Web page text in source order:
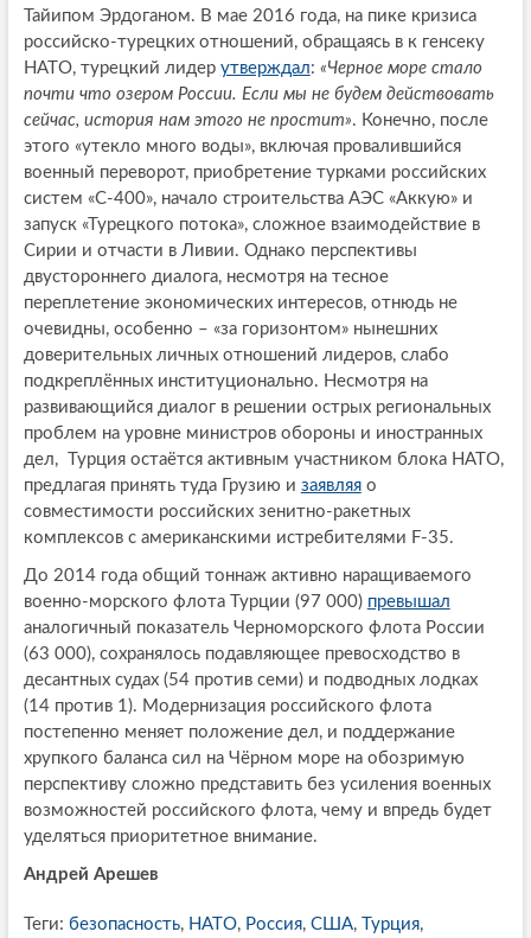
Тайипом Эрдоганом. В мае 2016 года, на пике кризиса
российско-турецких отношений, обращаясь в к генсеку
НАТО, турецкий лидер утверждал: «Черное море стало
почти что озером России. Если мы не будем действовать
сейчас, история нам этого не простит». Конечно, после
этого «утекло много воды», включая провалившийся
военный переворот, приобретение турками российских
систем «С-400», начало строительства АЭС «Аккую» и
запуск «Турецкого потока», сложное взаимодействие в
Сирии и отчасти в Ливии. Однако перспективы
двустороннего диалога, несмотря на тесное
переплетение экономических интересов, отнюдь не
очевидны, особенно – «за горизонтом» нынешних
доверительных личных отношений лидеров, слабо
подкреплённых институционально. Несмотря на
развивающийся диалог в решении острых региональных
проблем на уровне министров обороны и иностранных
дел, Турция остаётся активным участником блока НАТО,
предлагая принять туда Грузию и заявляяо
совместимости российских зенитно-ракетных
комплексов с американскими истребителями F-35.
До 2014 года общий тоннаж активно наращиваемого
военно-морского флота Турции (97 000) превышал
аналогичный показатель Черноморского флота России
(63 000), сохранялось подавляющее превосходство в
десантных судах (54 против семи) и подводных лодках
(14 против 1). Модернизация российского флота
постепенно меняет положение дел, и поддержание
хрупкого баланса сил на Чёрном море на обозримую
перспективу сложно представить без усиления военных
возможностей российского флота, чему и впредь будет
уделяться приоритетное внимание.
Андрей Арешев
Теги: безопасность, НАТО, Россия, США, Турция,